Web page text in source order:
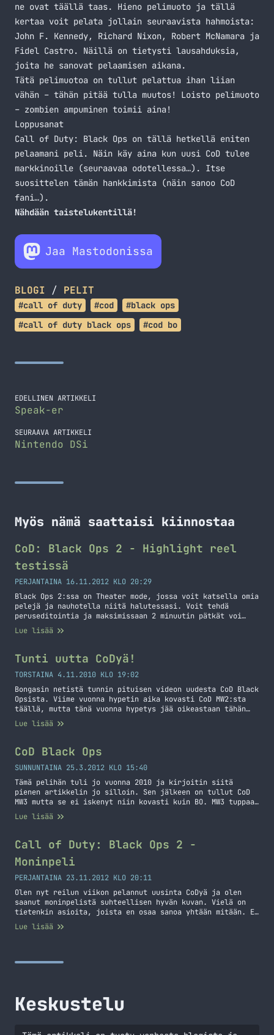
ne ovat täällä taas. Hieno pelimuoto ja tällä
kertaa voit pelata jollain seuraavista hahmoista:
John F. Kennedy, Richard Nixon, Robert McNamara ja
Fidel Castro. Näillä on tietysti lausahduksia,
joita he sanovat pelaamisen aikana.
Tätä pelimuotoa on tullut pelattua ihan liian
vähän – tähän pitää tulla muutos! Loisto pelimuoto
– zombien ampuminen toimii aina!
Loppusanat
Call of Duty: Black Ops on tällä hetkellä eniten
pelaamani peli. Näin käy aina kun uusi CoD tulee
markkinoille (seuraavaa odotellessa…). Itse
suosittelen tämän hankkimista (näin sanoo CoD
fani…).
Nähdään taistelukentillä!
Jaa Mastodonissa
BLOGI / PELIT
#call of duty #cod
#black ops
#call of duty black ops
#cod bo
EDELLINEN ARTIKKELI
Speak-er
SEURAAVA ARTIKKELI
Nintendo DSi
Myös nämä saattaisi kiinnostaa
CoD: Black Ops 2 - Highlight reel
testissä
PERJANTAINA 16.11.2012 KLO 20:29
Black Ops 2:ssa on Theater mode, jossa voit katsella omia
pelejä ja nauhotella niitä halutessasi. Voit tehdä
peruseditointia ja maksimissaan 2 minuutin pätkät voi
siirtää suoraan Youtubeen. Theater modessa on yksi asia
joka on suhteellisen hauska. Sen ominaisuuden nimi on
jossa näkyy käytännössä kaikki onnistumiset (eli tapot).…
Jatka lukemista CoD: Black Ops 2 – Highlight reel
testissä
Lue lisää
Tunti uutta CoDyä!
TORSTAINA 4.11.2010 KLO 19:02
Bongasin netistä tunnin pituisen videon uudesta CoD Black
Opsista. Viime vuonna hypetin aika kovasti CoD MW2:sta
täällä, mutta tänä vuonna hypetys jää oikeastaan tähän
postaukseen. Kyllä olen ennakkotilannut sen, kyllä se on
minulla ensi viikon tiistaina kun se julkaistaan ja kyllä
monituista tuntia! (sry muu elämä!) Katsokaahan tämä…
Jatka lukemista Tunti uutta CoDyä!
Lue lisää
CoD Black Ops
SUNNUNTAINA 25.3.2012 KLO 15:40
Tämä pelihän tuli jo vuonna 2010 ja kirjoitin siitä
pienen artikkelin jo silloin. Sen jälkeen on tullut CoD
MW3 mutta se ei iskenyt niin kovasti kuin BO. MW3 tuppaa
olemaan aina xiittereitä täynnä kun menen pelaamaan sitä.
Sen takia se ei viime aikoina ole iskenyt ollenkaan.
helkutti… Jatka lukemista CoD Black Ops
Lue lisää
Call of Duty: Black Ops 2 -
Moninpeli
PERJANTAINA 23.11.2012 KLO 20:11
Olen nyt reilun viikon pelannut uusinta CoDyä ja olen
saanut moninpelistä suhteellisen hyvän kuvan. Vielä on
tietenkin asioita, joista en osaa sanoa yhtään mitään. En
ole esimerkiksi lähtenyt vielä Prestigeä hankkimeen
sotilaalleni. Yhden aseen olen jo ”prestannut”, nimittäin
Aseluokkien tekeminenkin on erilaista,… Jatka lukemista
Lue lisää
Keskustelu